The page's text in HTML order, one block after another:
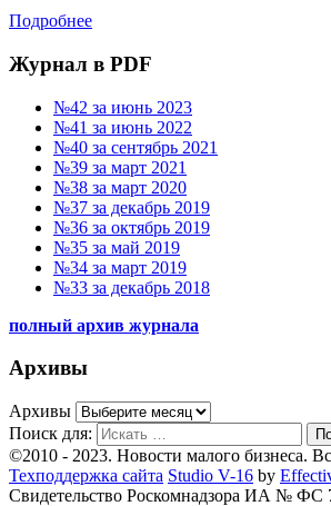
Подробнее
Журнал в PDF
№42 за июнь 2023
№41 за июнь 2022
№40 за сентябрь 2021
№39 за март 2021
№38 за март 2020
№37 за декабрь 2019
№36 за октябрь 2019
№35 за май 2019
№34 за март 2019
№33 за декабрь 2018
полный архив журнала
Архивы
Архивы
Поиск для:
©2010 - 2023. Новости малого бизнеса.
Техподдержка сайта Studio V-16 by
Свидетельство Роскомнадзора ИА № ФС